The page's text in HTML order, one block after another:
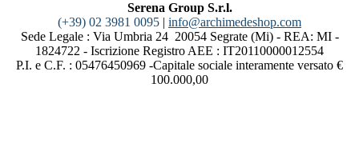
Serena Group S.r.l.
(+39) 02 3981 0095 | info@archimedeshop.com
Sede Legale : Via Umbria 24 20054 Segrate (Mi) - REA: MI -
1824722 - Iscrizione Registro AEE : IT20110000012554
P.I. e C.F. : 05476450969 -Capitale sociale interamente versato €
100.000,00